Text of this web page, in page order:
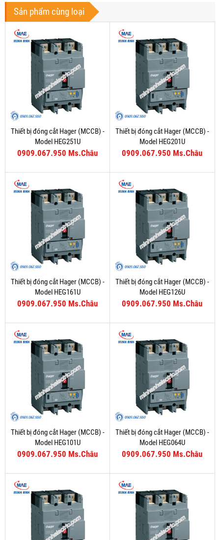
Sản phẩm cùng loại
Thiết bị đóng cắt Hager (MCCB) -
Model HEG251U
0909.067.950 Ms.Châu
Thiết bị đóng cắt Hager (MCCB) -
Model HEG201U
0909.067.950 Ms.Châu
Thiết bị đóng cắt Hager (MCCB) -
Model HEG161U
0909.067.950 Ms.Châu
Thiết bị đóng cắt Hager (MCCB) -
Model HEG126U
0909.067.950 Ms.Châu
Thiết bị đóng cắt Hager (MCCB) -
Model HEG101U
0909.067.950 Ms.Châu
Thiết bị đóng cắt Hager (MCCB) -
Model HEG064U
0909.067.950 Ms.Châu